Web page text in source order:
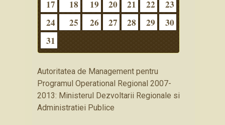
17
18 19 20 21 22
23
24
25 26 27 28 29
30
31
Autoritatea de Management pentru
Programul Operational Regional 2007-
2013: Ministerul Dezvoltarii Regionale si
Administratiei Publice